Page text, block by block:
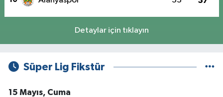
Detaylar için tıklayın
Süper Lig Fikstür
15 Mayıs, Cuma